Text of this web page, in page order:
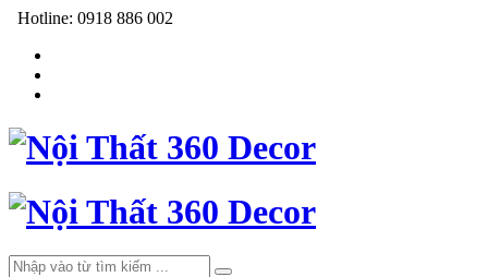
Hotline: 0918 886 002